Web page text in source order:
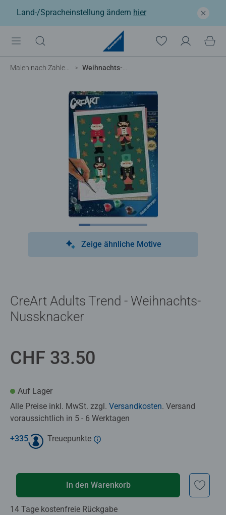
Land-/Spracheinstellung ändern hier
Malen nach Zahlen Erwachsene Weihnachts-Nussknacker
Zeige ähnliche Motive
CreArt Adults Trend - Weihnachts-
Nussknacker
CHF 33.50
Auf Lager
Alle Preise inkl. MwSt. zzgl. Versandkosten. Versand
voraussichtlich in 5 - 6 Werktagen
+335 Treuepunkte
In den Warenkorb
14 Tage kostenfreie Rückgabe